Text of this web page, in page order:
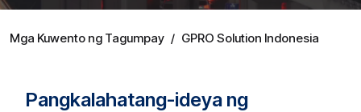
Mga Kuwento ng Tagumpay / GPRO Solution Indonesia
Pangkalahatang-ideya ng